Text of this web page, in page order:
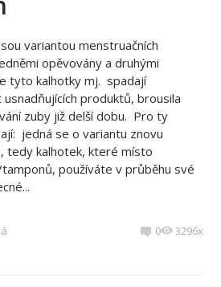
variantou menstruačních
opěvovány a druhými
tyto kalhotky mj. spadají
produktů, brousila
zuby již delší dobu. Pro ty
jedná se o variantu znovu
tedy kalhotek, které místo
používáte v průběhu své
0 3296x